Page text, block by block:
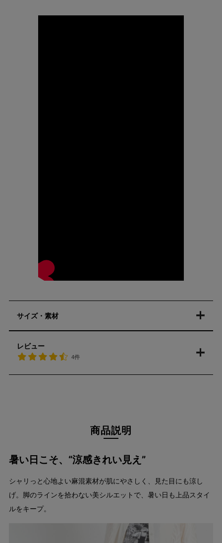
サイズ・素材
レビュー
4件
商品説明
暑い日こそ、“涼感きれい見え”
シャリっと心地よい麻混素材が肌にやさしく、見た目にも涼し
げ。脚のラインを拾わない美シルエットで、暑い日も上品スタイ
ルをキープ。